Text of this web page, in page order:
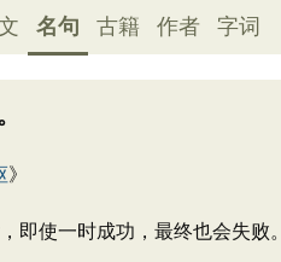
名句 古籍 作者 字词
》
即使一时成功，最终也会失败。